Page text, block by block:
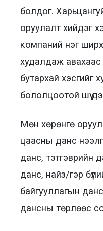
болдог.
оруулалт хийдэг
компаний нэг
худалдаж авахаас
бутархай хэсгийг
бололцоотой шүү
Мөн хөрөнгө
цаасны данс
данс, тэтгэврийн
данс, найз/гэр
байгууллагын
дансны төрлөөс